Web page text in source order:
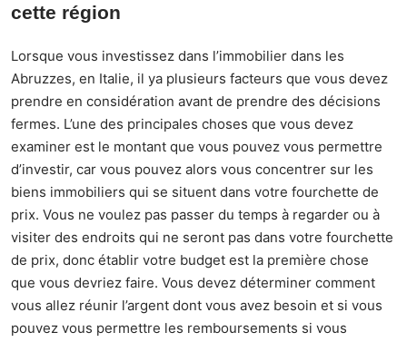
cette région
Lorsque vous investissez dans l’immobilier dans les
Abruzzes, en Italie, il ya plusieurs facteurs que vous devez
prendre en considération avant de prendre des décisions
fermes. L’une des principales choses que vous devez
examiner est le montant que vous pouvez vous permettre
d’investir, car vous pouvez alors vous concentrer sur les
biens immobiliers qui se situent dans votre fourchette de
prix. Vous ne voulez pas passer du temps à regarder ou à
visiter des endroits qui ne seront pas dans votre fourchette
de prix, donc établir votre budget est la première chose
que vous devriez faire. Vous devez déterminer comment
vous allez réunir l’argent dont vous avez besoin et si vous
pouvez vous permettre les remboursements si vous